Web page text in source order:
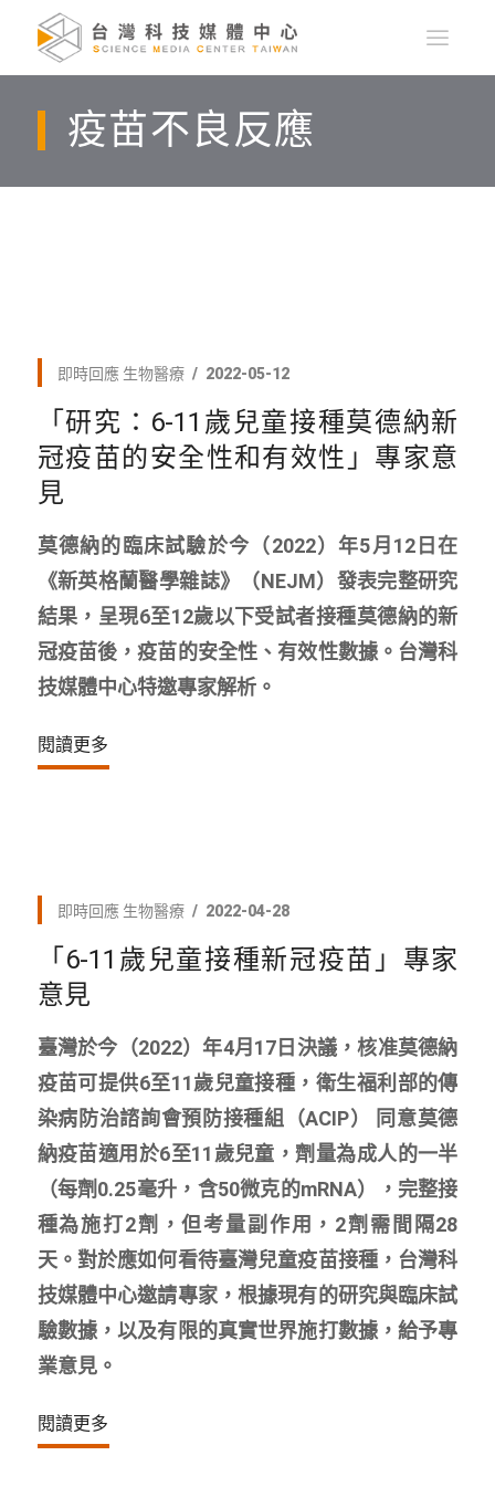
疫苗不良反應
即時回應 生物醫療 2022-05-12
「研究：6-11歲兒童接種莫德納新
冠疫苗的安全性和有效性」專家意
見
莫德納的臨床試驗於今（2022）年5月12日在
《新英格蘭醫學雜誌》（NEJM）發表完整研究
結果，呈現6至12歲以下受試者接種莫德納的新
冠疫苗後，疫苗的安全性、有效性數據。台灣科
技媒體中心特邀專家解析。
閱讀更多
即時回應 生物醫療 2022-04-28
「6-11歲兒童接種新冠疫苗」專家
意見
臺灣於今（2022）年4月17日決議，核准莫德納
疫苗可提供6至11歲兒童接種，衛生福利部的傳
染病防治諮詢會預防接種組（ACIP） 同意莫德
納疫苗適用於6至11歲兒童，劑量為成人的一半
（每劑0.25毫升，含50微克的mRNA），完整接
種為施打2劑，但考量副作用，2劑需間隔28
天。對於應如何看待臺灣兒童疫苗接種，台灣科
技媒體中心邀請專家，根據現有的研究與臨床試
驗數據，以及有限的真實世界施打數據，給予專
業意見。
閱讀更多